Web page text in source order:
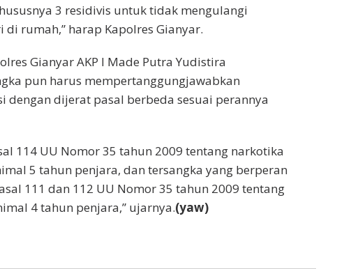
3 residivis untuk tidak mengulangi
rumah,” harap Kapolres Gianyar.
Gianyar AKP I Made Putra Yudistira
pun harus mempertanggungjawabkan
dijerat pasal berbeda sesuai perannya
114 UU Nomor 35 tahun 2009 tentang narkotika
5 tahun penjara, dan tersangka yang berperan
111 dan 112 UU Nomor 35 tahun 2009 tentang
4 tahun penjara,” ujarnya.(yaw)